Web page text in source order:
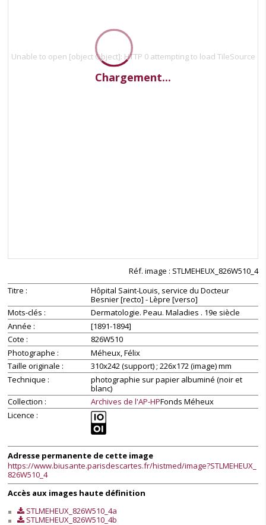
open [object
attempting to
load
TileSource
open [object
Object]: HTTP 0
attempting to
load
TileSource
Unable to open [object Object]: HTTP 0 attempting to load TileSource
Chargement...
Réf. image : STLMEHEUX_826W510_4
Titre
Hôpital Saint-Louis, service du Docteur
Besnier [recto] - Lèpre [verso]
Mots-clés
Dermatologie. Peau. Maladies . 19e siècle
Année
[1891-1894]
Cote
826W510
Photographe
Méheux, Félix
Taille originale
310x242 (support) ; 226x172 (image) mm
Technique
photographie sur papier albuminé (noir et
blanc)
Collection
Archives de l'AP-HPFonds Méheux
Licence
Adresse permanente de cette image
https://www.biusante.parisdescartes.fr/histmed/image?STLMEHEUX_
826W510_4
Accès aux images haute définition
STLMEHEUX_826W510_4a
STLMEHEUX_826W510_4b